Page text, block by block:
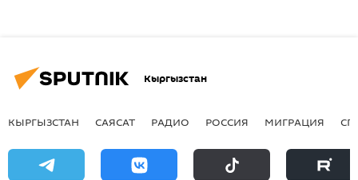
Кыргызстан
КЫРГЫЗСТАН САЯСАТ РАДИО РОССИЯ МИГРАЦИЯ